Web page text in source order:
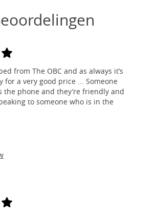
from The OBC and as always it’s
for a very good price ... Someone
the phone and they’re friendly and
to someone who is in the